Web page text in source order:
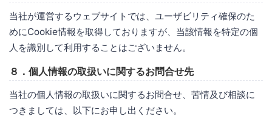
当社が運営するウェブサイトでは、ユーザビリティ確保のた
めにCookie情報を取得しておりますが、当該情報を特定の個
人を識別して利用することはございません。
８．個人情報の取扱いに関するお問合せ先
当社の個人情報の取扱いに関するお問合せ、苦情及び相談に
つきましては、以下にお申し出ください。